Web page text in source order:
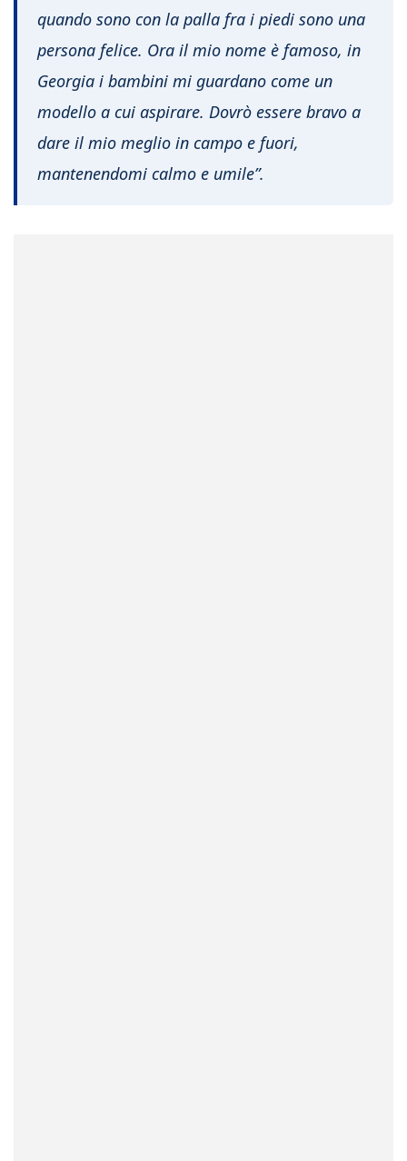
quando sono con la palla fra i piedi sono una
persona felice. Ora il mio nome è famoso, in
Georgia i bambini mi guardano come un
modello a cui aspirare. Dovrò essere bravo a
dare il mio meglio in campo e fuori,
mantenendomi calmo e umile”.